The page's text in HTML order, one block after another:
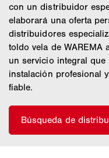
con un distribuidor
elaborará una oferta
distribuidores
toldo vela de WAREMA
un servicio integral que
instalación profesional
fiable.